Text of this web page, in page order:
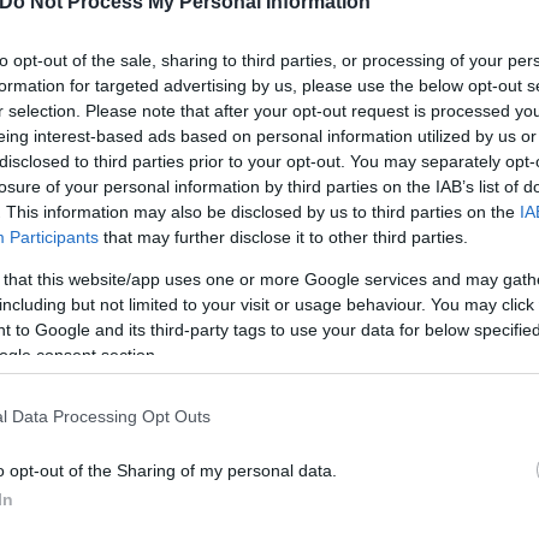
opt-out of the sale, sharing to third parties, or processing of your
for targeted advertising by us, please use the below opt-out
selection. Please note that after your opt-out request is processed
interest-based ads based on personal information utilized by us
to third parties prior to your opt-out. You may separately
of your personal information by third parties on the IAB’s list of
This information may also be disclosed by us to third parties on the
Participants that may further disclose it to other third parties.
that this website/app uses one or more Google services and may
but not limited to your visit or usage behaviour. You may
to Google and its third-party tags to use your data for below
consent section.
Data Processing Opt Outs
opt-out of the Sharing of my personal data.
με την Μπάρνσλεϊ για τον Ούγγρο
και για έναν αριστερό μπακ για να πλαισιώσει
Flash.grστην αναζήτηση τηςGoogle